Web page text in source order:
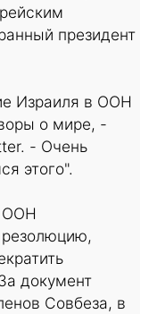
президент
Израиля в ООН
о мире, -
- Очень
этого".
ООН
документ
Совбеза, в